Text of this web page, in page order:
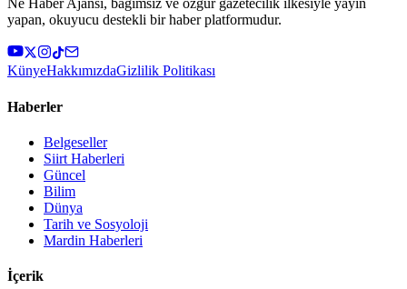
Ne Haber Ajansı, bağımsız ve özgür gazetecilik ilkesiyle yayın
yapan, okuyucu destekli bir haber platformudur.
KünyeHakkımızdaGizlilik Politikası
Haberler
Belgeseller
Siirt Haberleri
Güncel
Bilim
Dünya
Tarih ve Sosyoloji
Mardin Haberleri
İçerik